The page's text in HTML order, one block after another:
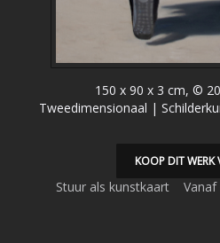
150 x 90 x 3 cm, ©
Tweedimensionaal |
KOOP DIT WERK
Stuur als kunstkaart